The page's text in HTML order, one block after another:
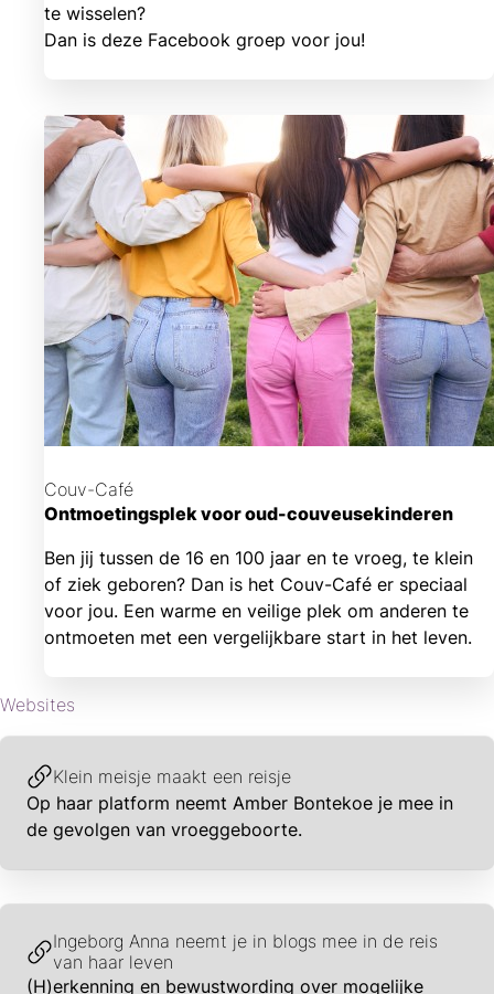
te wisselen?
Dan is deze Facebook groep voor jou!
Couv-Café
Ontmoetingsplek voor oud-couveusekinderen
Ben jij tussen de 16 en 100 jaar en te vroeg, te klein
of ziek geboren? Dan is het Couv-Café er speciaal
voor jou. Een warme en veilige plek om anderen te
ontmoeten met een vergelijkbare start in het leven.
Websites
Klein meisje maakt een reisje
Op haar platform neemt Amber Bontekoe je mee in
de gevolgen van vroeggeboorte.
Ingeborg Anna neemt je in blogs mee in de reis
van haar leven
(H)erkenning en bewustwording over mogelijke